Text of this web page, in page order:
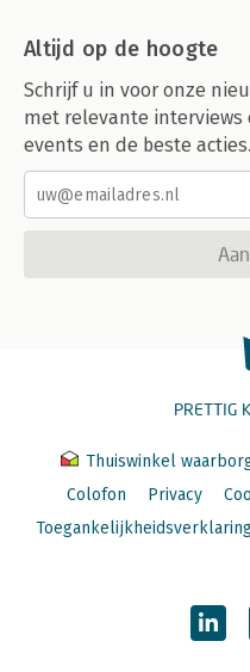
Altijd op de hoogte
Schrijf u in voor onze
met relevante interviews
events en de beste acties.
PRETTIG
Thuiswinkel
Colofon
Privacy